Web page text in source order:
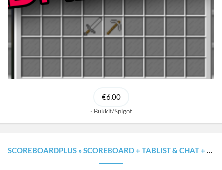
€6.00
Bukkit/Spigot
SCOREBOARDPLUS » SCOREBOARD + TABLIST & CHAT + ACTIONBAR + BOSSBAR × PLACEHOLDERAPI [1.8.X - 1.20.X]